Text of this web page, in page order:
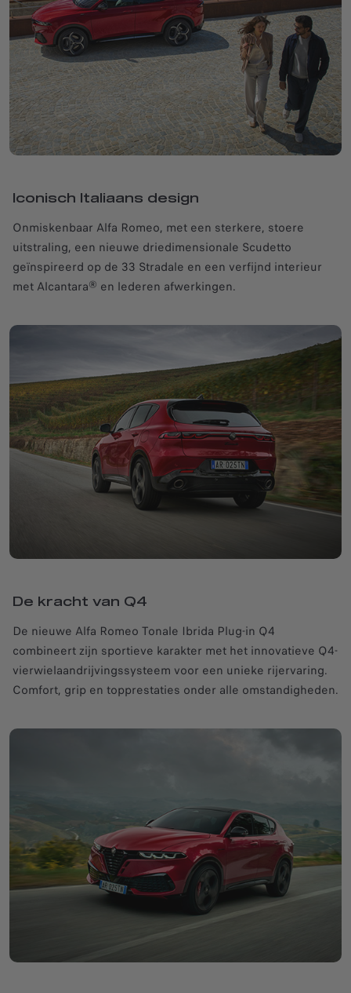
Iconisch Italiaans design
Onmiskenbaar Alfa Romeo, met een sterkere, stoere
uitstraling, een nieuwe driedimensionale Scudetto
geïnspireerd op de 33 Stradale en een verfijnd interieur
met Alcantara® en lederen afwerkingen.
De kracht van Q4
De nieuwe Alfa Romeo Tonale Ibrida Plug-in Q4
combineert zijn sportieve karakter met het innovatieve Q4-
vierwielaandrijvingssysteem voor een unieke rijervaring.
Comfort, grip en topprestaties onder alle omstandigheden.